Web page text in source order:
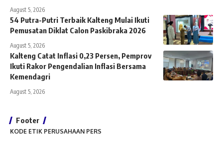
August 5, 2026
54 Putra-Putri Terbaik Kalteng Mulai Ikuti
Pemusatan Diklat Calon Paskibraka 2026
August 5, 2026
Kalteng Catat Inflasi 0,23 Persen, Pemprov
Ikuti Rakor Pengendalian Inflasi Bersama
Kemendagri
August 5, 2026
Footer
KODE ETIK PERUSAHAAN PERS